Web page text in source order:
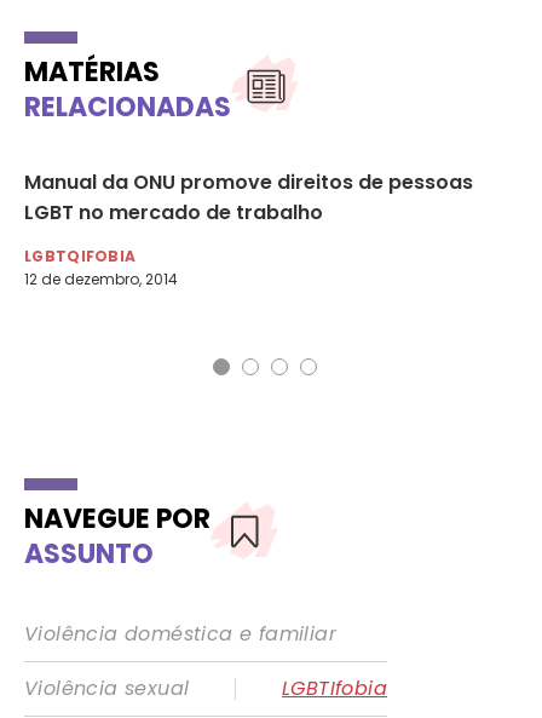
MATÉRIAS
RELACIONADAS
Manual da ONU promove direitos de pessoas
LGBT no mercado de trabalho
LGBTQIFOBIA
12 de dezembro, 2014
NAVEGUE POR
ASSUNTO
Violência doméstica e familiar
Violência sexual
|
LGBTIfobia